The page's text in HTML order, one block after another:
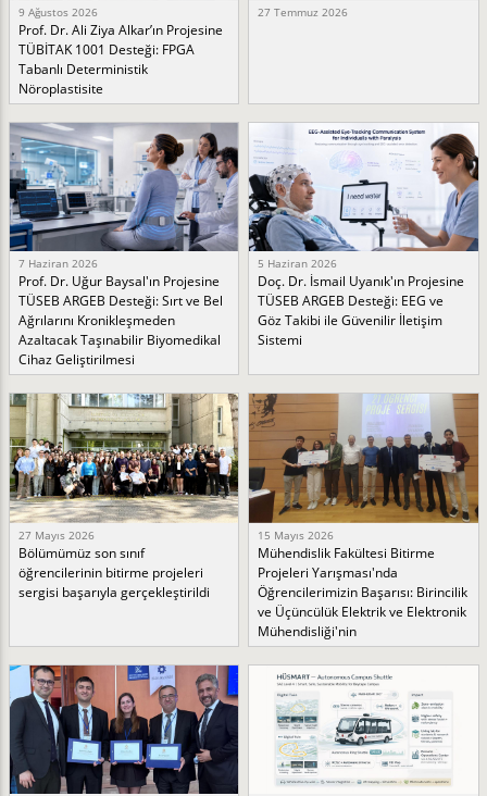
9 Ağustos 2026
Prof. Dr. Ali Ziya Alkar’ın Projesine
TÜBİTAK 1001 Desteği: FPGA
Tabanlı Deterministik
Nöroplastisite
27 Temmuz 2026
7 Haziran 2026
Prof. Dr. Uğur Baysal'ın Projesine
TÜSEB ARGEB Desteği: Sırt ve Bel
Ağrılarını Kronikleşmeden
Azaltacak Taşınabilir Biyomedikal
Cihaz Geliştirilmesi
5 Haziran 2026
Doç. Dr. İsmail Uyanık'ın Projesine
TÜSEB ARGEB Desteği: EEG ve
Göz Takibi ile Güvenilir İletişim
Sistemi
27 Mayıs 2026
Bölümümüz son sınıf
öğrencilerinin bitirme projeleri
sergisi başarıyla gerçekleştirildi
15 Mayıs 2026
Mühendislik Fakültesi Bitirme
Projeleri Yarışması'nda
Öğrencilerimizin Başarısı: Birincilik
ve Üçüncülük Elektrik ve Elektronik
Mühendisliği'nin